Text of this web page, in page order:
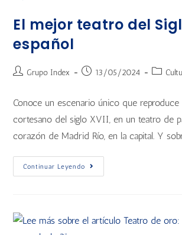
El mejor teatro del
español
Grupo Index 13/05/2024
Conoce un escenario único que reproduce
cortesano del siglo XVII, en un teatro de
corazón de Madrid Río, en la capital. Y
Continuar Leyendo